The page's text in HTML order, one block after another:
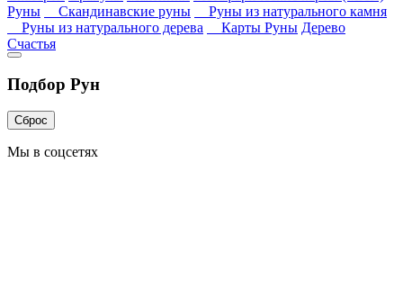
Руны
Скандинавские руны
Руны из натурального камня
Руны из натурального дерева
Карты Руны Дерево
Счастья
Подбор Рун
Сброс
Мы в соцсетях